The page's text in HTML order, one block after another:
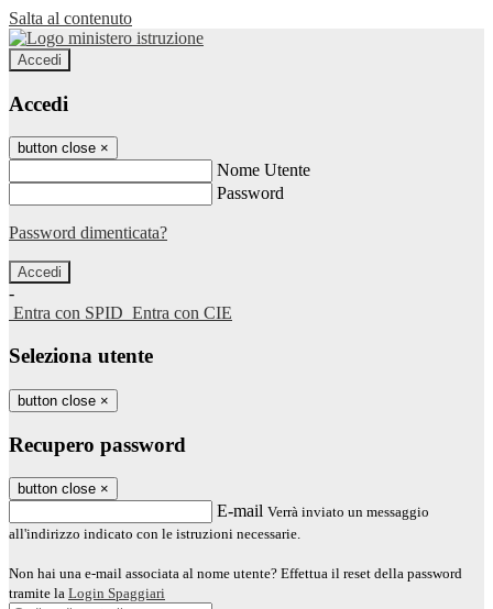
Salta al contenuto
Accedi
Accedi
button close ×
Nome Utente
Password
Password dimenticata?
-
Entra con SPID Entra con CIE
Seleziona utente
button close ×
Recupero password
button close ×
E-mail Verrà inviato un messaggio
all'indirizzo indicato con le istruzioni necessarie.
Non hai una e-mail associata al nome utente? Effettua il reset della password
tramite la Login Spaggiari